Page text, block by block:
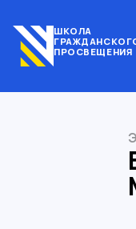
ШКОЛА
ПРОСВЕЩЕНИЯ